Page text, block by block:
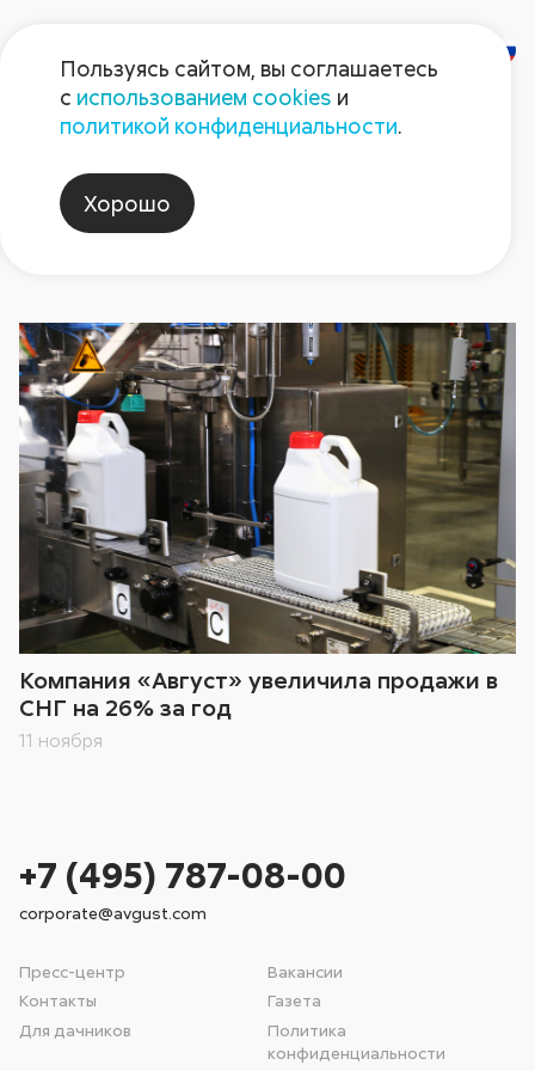
Новости
Компания «Август» увеличила продажи в
СНГ на 26% за год
11 ноября
Пресс-центр
Вакансии
Контакты
Газета
Для дачников
Политика
конфиденциальности
+7 (495) 787-08-00
corporate@avgust.com
Пользуясь сайтом, вы соглашаетесь
с использованием cookies и
политикой конфиденциальности.
Хорошо